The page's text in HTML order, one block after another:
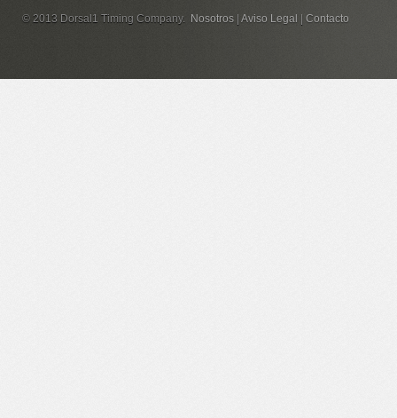
© 2013 Dorsal1 Timing Company. Nosotros Aviso Legal Contacto